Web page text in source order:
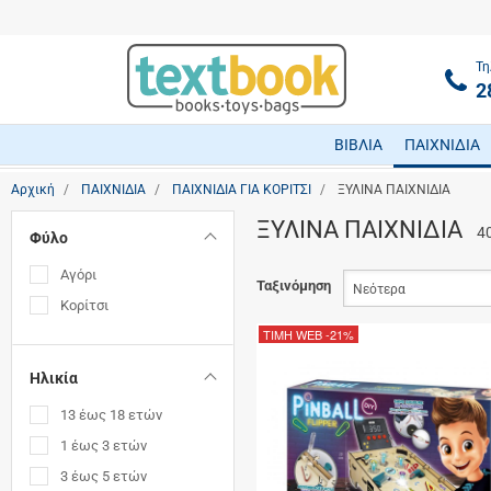
ΒΙΒΛΙΑ ΠΑΙΧΝΙΔΙΑ
Αρχική ΠΑΙΧΝΙΔΙΑ ΠΑΙΧΝΙΔΙΑ ΓΙΑ ΚΟΡΙΤΣΙ ΞΥΛΙΝΑ ΠΑΙΧΝΙΔΙΑ
Φύλο
Αγόρι
Κορίτσι
Ηλικία
13 έως 18 ετών
1 έως 3 ετών
3 έως 5 ετών
ΞΥΛΙΝΑ ΠΑΙΧΝΙΔΙΑ
Ταξινόμηση
ΤΙΜΗ WEB-21%